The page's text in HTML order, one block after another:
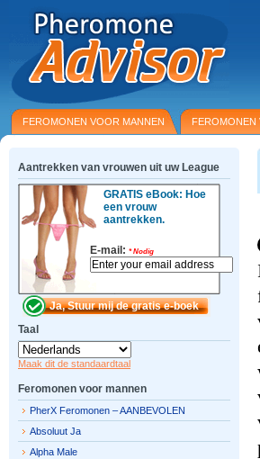
FEROMONEN VOOR MANNEN FEROMONEN
Aantrekken van vrouwen uit uw League
GRATIS eBook: Hoe
een vrouw
aantrekken.
E-mail: *Nodig
Taal
Maak dit de standaardtaal
Feromonen voor mannen
PherX Feromonen – AANBEVOLEN
Absoluut Ja
Alpha Male